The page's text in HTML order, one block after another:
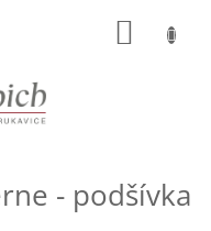
- podšívka